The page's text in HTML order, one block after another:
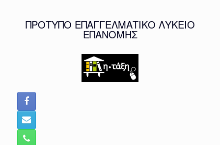
ΠΡΟΤΥΠΟ ΕΠΑΓΓΕΛΜΑΤΙΚΟ ΛΥΚΕΙΟ
ΕΠΑΝΟΜΗΣ